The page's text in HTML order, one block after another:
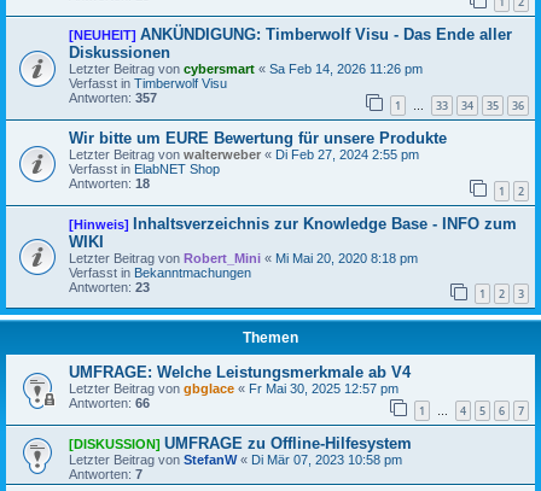
[NEUHEIT] ANKÜNDIGUNG: Timberwolf Visu - Das Ende aller
Diskussionen
Letzter Beitrag von cybersmart « Sa Feb 14, 2026 11:26 pm
Verfasst in Timberwolf Visu
Antworten: 357 1 … 33 34 35 36
Wir bitte um EURE Bewertung für unsere Produkte
Letzter Beitrag von walterweber « Di Feb 27, 2024 2:55 pm
Verfasst in ElabNET Shop
Antworten: 18 1 2
[Hinweis] Inhaltsverzeichnis zur Knowledge Base - INFO zum
WIKI
Letzter Beitrag von Robert_Mini « Mi Mai 20, 2020 8:18 pm
Verfasst in Bekanntmachungen
Antworten: 23 1 2 3
Themen
UMFRAGE: Welche Leistungsmerkmale ab V4
Letzter Beitrag von gbglace « Fr Mai 30, 2025 12:57 pm
Antworten: 66 1 … 4 5 6 7
[DISKUSSION] UMFRAGE zu Offline-Hilfesystem
Letzter Beitrag von StefanW« Di Mär 07, 2023 10:58 pm
Antworten: 7